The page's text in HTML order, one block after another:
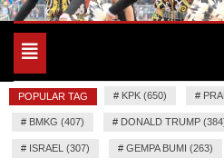
EKSEKUTOR
Mengeksekusi Berita Untuk
Toggle
navigation
POPULAR TAG # KPK (650) #
# BMKG (407) # DONALD TRUMP
# ISRAEL (307) # GEMPA BUMI (263)